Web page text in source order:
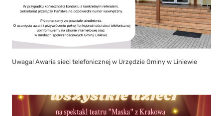
Uwaga! Awaria sieci telefonicznej w Urzędzie Gminy w Liniewie